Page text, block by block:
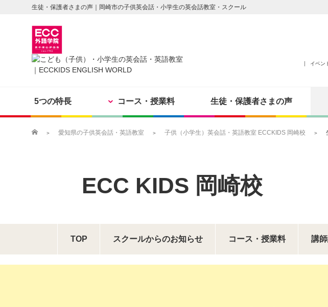
生徒・保護者さまの声｜岡崎市の子供英会話・小学生の英会話教室・スクール
イベン
5つの特長 コース・授業料 生徒・保護者さまの声
愛知県の子供英会話・英語教室 子供（小学生）英会話・英語教室 ECCKIDS 岡崎校
ECC KIDS 岡崎校
TOP スクールからのお知らせ コース・授業料 講